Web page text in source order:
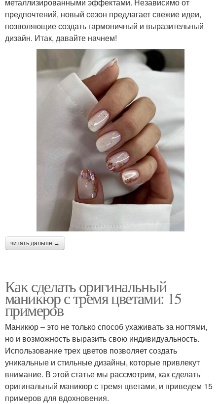
предпочтений, новый сезон предлагает свежие идеи,
позволяющие создать гармоничный и выразительный
дизайн. Итак, давайте начнем!
читать дальше →
Как сделать оригинальный
маникюр с тремя цветами: 15
примеров
Маникюр – это не только способ ухаживать за ногтями,
но и возможность выразить свою индивидуальность.
Использование трех цветов позволяет создать
уникальные и стильные дизайны, которые привлекут
внимание. В этой статье мы рассмотрим, как сделать
оригинальный маникюр с тремя цветами, и приведем 15
примеров для вдохновения.